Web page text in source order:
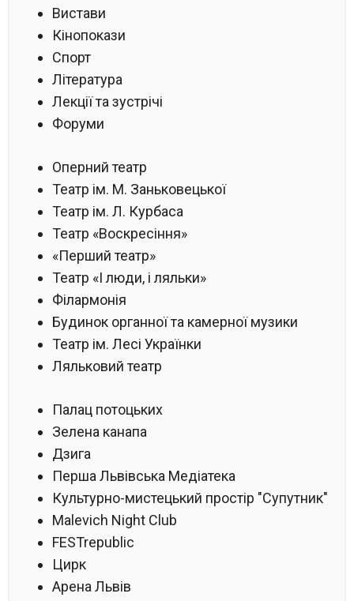
Вистави
Кінопокази
Спорт
Література
Лекції та зустрічі
Форуми
Оперний театр
Театр ім. М. Заньковецької
Театр ім. Л. Курбаса
Театр «Воскресіння»
«Перший театр»
Театр «І люди, і ляльки»
Філармонія
Будинок органної та камерної музики
Театр ім. Лесі Українки
Ляльковий театр
Палац потоцьких
Зелена канапа
Дзига
Перша Львівська Медіатека
Культурно-мистецький простір "Супутник"
Malevich Night Club
FESTrepublic
Цирк
Арена Львів